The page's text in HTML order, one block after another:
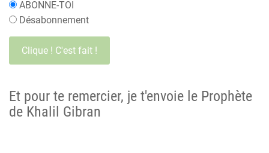
ABONNE-TOI
Désabonnement
Et pour te remercier, je t'envoie le Prophète
de Khalil Gibran